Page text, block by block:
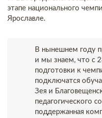
этапе национального
Ярославле.
В нынешнем году
и мы знаем, что с
подготовки к
подключатся
Зея и
педагогического
поддержанная